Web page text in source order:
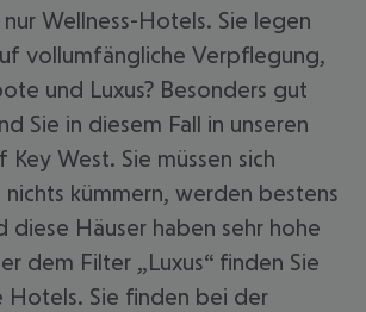
Wellness-Hotels. Sie legen
vollumfängliche Verpflegung,
und Luxus? Besonders gut
Sie in diesem Fall in unseren
Key West. Sie müssen sich
nichts kümmern, werden bestens
diese Häuser haben sehr hohe
dem Filter „Luxus“ finden Sie
Hotels. Sie finden bei der